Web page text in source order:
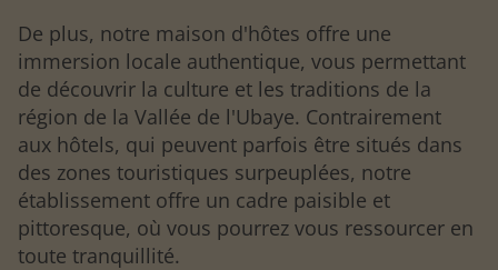
De plus, notre maison d'hôtes offre une
immersion locale authentique, vous permettant
de découvrir la culture et les traditions de la
région de la Vallée de l'Ubaye. Contrairement
aux hôtels, qui peuvent parfois être situés dans
des zones touristiques surpeuplées, notre
établissement offre un cadre paisible et
pittoresque, où vous pourrez vous ressourcer en
toute tranquillité.